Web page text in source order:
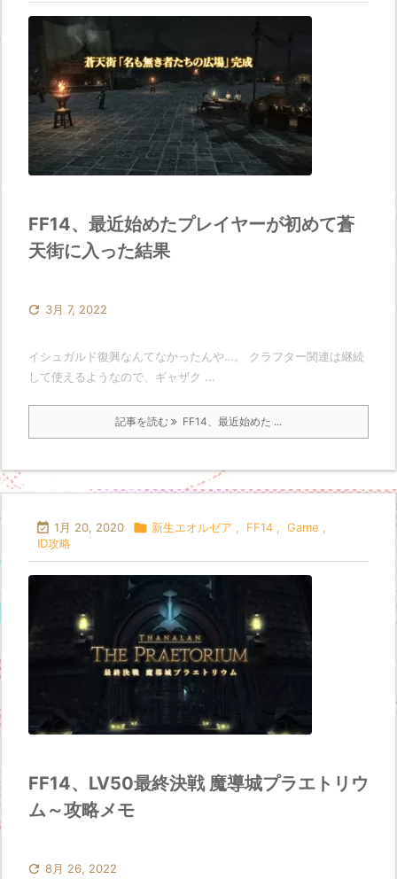
FF14、最近始めたプレイヤーが初めて蒼
天街に入った結果
 3月 7, 2022
イシュガルド復興なんてなかったんや…。 クラフター関連は継続
して使えるようなので、ギャザク ...
記事を読む FF14、最近始めた ...
 1月 20, 2020  新生エオルゼア , FF14 , Game ,
ID攻略
FF14、LV50最終決戦 魔導城プラエトリウ
ム～攻略メモ
 8月 26, 2022